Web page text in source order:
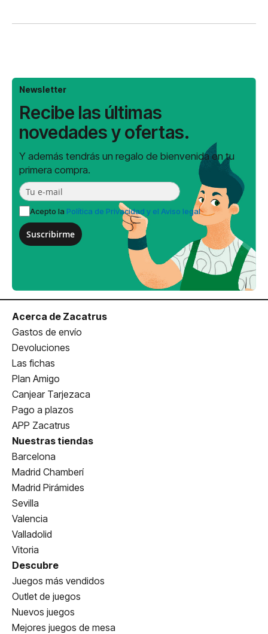
Newsletter
Recibe las últimas
novedades y ofertas.
Y además tendrás un regalo de bienvenida en tu
primera compra.
Acepto la Política de Privacidad y el Aviso legal
Suscribirme
Acerca de Zacatrus
Gastos de envío
Devoluciones
Las fichas
Plan Amigo
Canjear Tarjezaca
Pago a plazos
APP Zacatrus
Nuestras tiendas
Barcelona
Madrid Chamberí
Madrid Pirámides
Sevilla
Valencia
Valladolid
Vitoria
Descubre
Juegos más vendidos
Outlet de juegos
Nuevos juegos
Mejores juegos de mesa